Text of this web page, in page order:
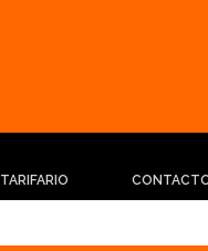
TARIFARIO